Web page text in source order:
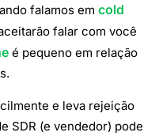
falamos em cold
falar com você
é pequeno em relação
e leva rejeição
SDR (e vendedor) pode